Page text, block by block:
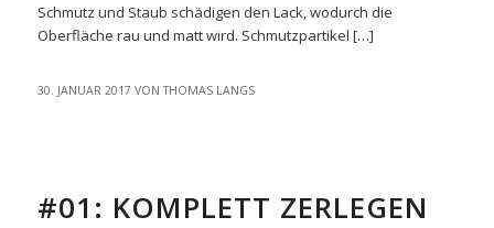
Schmutz und Staub schädigen den Lack, wodurch die
Oberfläche rau und matt wird. Schmutzpartikel […]
30. JANUAR 2017 VONTHOMAS LANGS
#01: KOMPLETT ZERLEGEN